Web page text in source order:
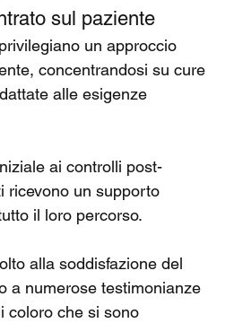
sul paziente
un approccio
concentrandosi su cure
alle esigenze
ai controlli post-
ricevono un supporto
il loro percorso.
alla soddisfazione del
a numerose testimonianze
coloro che si sono